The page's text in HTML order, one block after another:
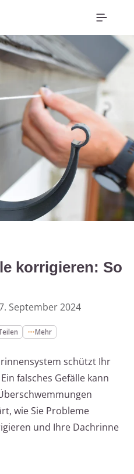
korrigieren: So
September 2024
Mehr
schützt Ihr
falsches Gefälle kann
wie Sie Probleme
und Ihre Dachrinne